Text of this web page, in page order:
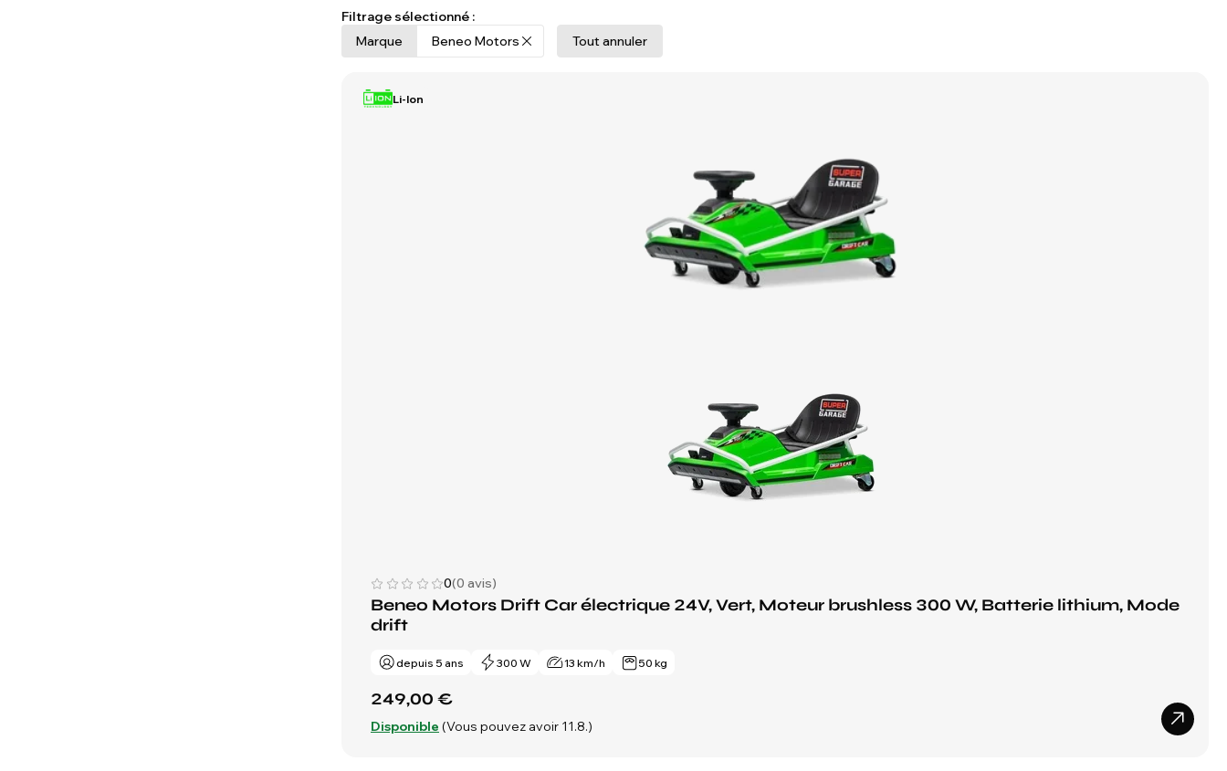
Filtrage sélectionné :
Tout annuler
Marque Beneo Motors
Li-Ion
0(0 avis)
Beneo Motors Drift Car électrique 24V, Vert, Moteur brushless 300 W, Batterie lithium, Mode
drift
depuis 5 ans 300 W 13 km/h 50 kg
249,00 €
Disponible (Vous pouvez avoir 11.8.)